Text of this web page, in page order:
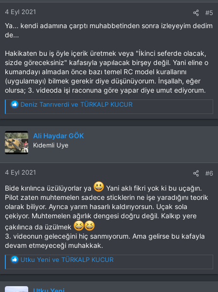
r
4 Eyl 2021 #5
Ya... kendi adamına çarptı muhabbetinden sonra izleyeyim dedim
de...
Hakikaten bu iş öyle içerik üretmek veya "İkinci seferde olacak,
sizde göreceksiniz" kafasıyla yapılacak birşey değil. Yani eline o
kumandayı almadan önce bazı temel RC model kurallarını
(uygulamayı) bilmek gerekir diye düşünüyorum. İnşallah, eğer
olursa; 3. videoda işi raconuna göre yapar diye umut ediyorum.
T
e
p
k
i
l
e
r
Deniz Tanrıverdi ve TÜRKALP KUCUR
Ali Haydar GÖK
Kıdemli Uye
4 Eyl 2021 #6
Bide kırılınca üzülüyorlar ya
Yani aklı fikri yok ki bu uçağın.
Pilot zaten muhtemelen sadece sticklerin ne işe yaradığını teorik
olarak biliyor. Ayrıca yarım hasarlı kaldırıyorsun. Uçak sola
çekiyor. Muhtemelen ağırlık dengesi doğru değil. Kalkıp yere
çakılınca da üzülmek
3. videonun geleceğini hiç sanmıyorum. Ama gelirse bu kafayla
devam etmeyeceği muhakkak.
T
e
p
k
Utku Yeni ve TÜRKALP KUCUR